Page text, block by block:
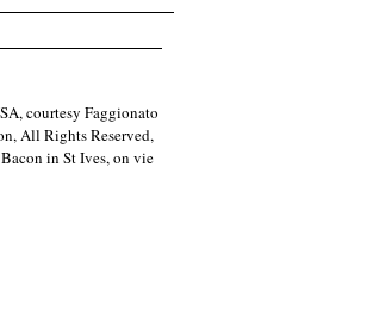
courtesy Faggionato
All Rights Reserved,
in St Ives, on vie